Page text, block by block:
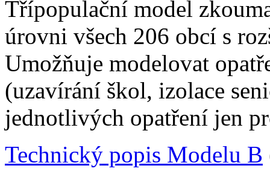
Třípopulační model
úrovni všech 206 obcí s
Umožňuje modelovat
(uzavírání škol, izolace
jednotlivých opatření jen
Technický popis Modelu B